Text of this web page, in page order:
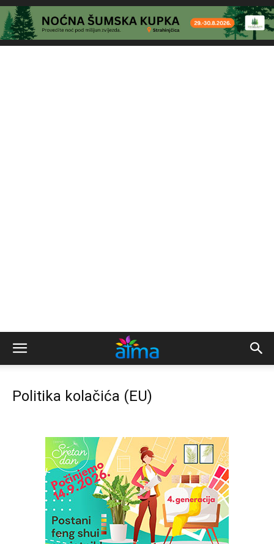
Politika kolačića (EU)